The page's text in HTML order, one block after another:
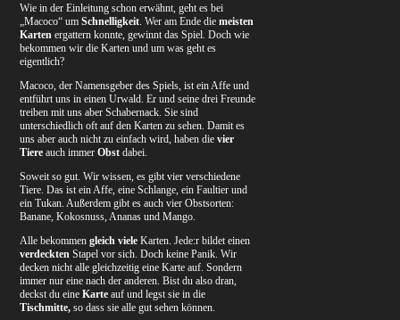
Wie in der Einleitung schon erwähnt, geht es bei
„Macoco“ umSchnelligkeit. Wer am Ende diemeisten
Karten ergattern konnte, gewinnt das Spiel. Doch wie
bekommen wir die Karten und um was geht es
eigentlich?
Macoco, der Namensgeber des Spiels, ist ein Affe und
entführt uns in einen Urwald. Er und seine drei Freunde
treiben mit uns aber Schabernack. Sie sind
unterschiedlich oft auf den Karten zu sehen. Damit es
uns aber auch nicht zu einfach wird, haben dievier
Tiere auch immerObst dabei.
Soweit so gut. Wir wissen, es gibt vier verschiedene
Tiere. Das ist ein Affe, eine Schlange, ein Faultier und
ein Tukan. Außerdem gibt es auch vier Obstsorten:
Banane, Kokosnuss, Ananas und Mango.
Alle bekommengleich viele Karten. Jede:r bildet einen
verdeckten Stapel vor sich. Doch keine Panik. Wir
decken nicht alle gleichzeitig eine Karte auf. Sondern
immer nur eine nach der anderen. Bist du also dran,
deckst du eineKarte auf und legst sie in die
Tischmitte, so dass sie alle gut sehen können.